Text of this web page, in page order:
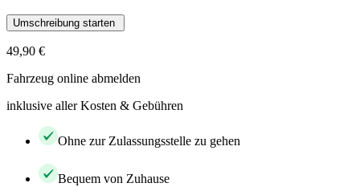
Umschreibung starten
49,90 €
Fahrzeug online abmelden
inklusive aller Kosten & Gebühren
Ohne zur Zulassungsstelle zu gehen
Bequem von Zuhause